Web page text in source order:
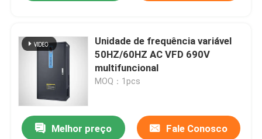
Unidade de frequência variável
50HZ/60HZ AC VFD 690V
multifuncional
MOQ：1pcs
Melhor preço Fale Conosco